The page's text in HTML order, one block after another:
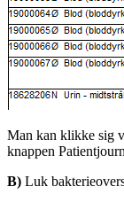
Man kan klikke sig
knappen
B) Luk